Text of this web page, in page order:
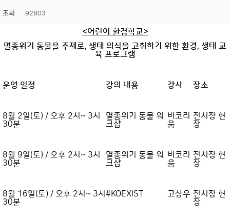
조회 92803
<어린이 환경학교>
멸종위기 동물을 주제로, 생태 의식을 고취하기 위한 환경, 생태 교
육 프로그램
운영 일정 강의 내용 강사 장소
8월 2일(토) / 오후 2시~ 3시
30분
멸종위기 동물 워
크샵
비코리
움
전시장 현
장
8월 9일(토) / 오후 2시~ 3시
30분
멸종위기 동물 워
크샵
비코리
움
전시장 현
장
8월 16일(토) / 오후 2시~ 3시
30분
#KOEXIST 고상우 전시장 현
장